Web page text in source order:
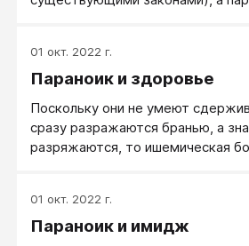
по отношению к уже
паранойяльный не лоялен. Он
01 окт. 2022 г.
Параноик и здоровье
Поскольку они не умеют
сразу разражаются бранью, а
разряжаются, то ишемическая
угрожают. Но хуже обстоит дело
кишечным трактом.
01 окт. 2022 г.
Параноик и имидж